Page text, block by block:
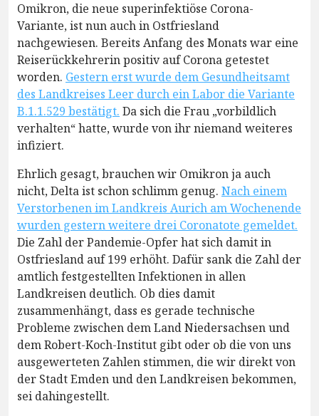
Omikron, die neue superinfektiöse Corona-
Variante, ist nun auch in Ostfriesland
nachgewiesen. Bereits Anfang des Monats war eine
Reiserückkehrerin positiv auf Corona getestet
worden. Gestern erst wurde dem Gesundheitsamt
des Landkreises Leer durch ein Labor die Variante
B.1.1.529 bestätigt. Da sich die Frau „vorbildlich
verhalten“ hatte, wurde von ihr niemand weiteres
infiziert.
Ehrlich gesagt, brauchen wir Omikron ja auch
nicht, Delta ist schon schlimm genug. Nach einem
Verstorbenen im Landkreis Aurich am Wochenende
wurden gestern weitere drei Coronatote gemeldet.
Die Zahl der Pandemie-Opfer hat sich damit in
Ostfriesland auf 199 erhöht. Dafür sank die Zahl der
amtlich festgestellten Infektionen in allen
Landkreisen deutlich. Ob dies damit
zusammenhängt, dass es gerade technische
Probleme zwischen dem Land Niedersachsen und
dem Robert-Koch-Institut gibt oder ob die von uns
ausgewerteten Zahlen stimmen, die wir direkt von
der Stadt Emden und den Landkreisen bekommen,
sei dahingestellt.